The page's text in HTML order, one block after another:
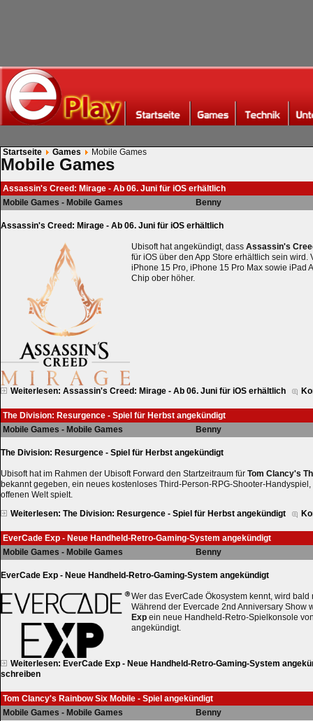
Startseite Games Mobile Games
Mobile Games
Assassin's Creed: Mirage - Ab 06. Juni für iOS erhältlich
Mobile Games - Mobile Games
Benny
Assassin's Creed: Mirage - Ab 06. Juni für iOS erhältlich
Ubisoft hat angekündigt, dass Assassin's
für iOS über den App Store erhältlich sein wird.
iPhone 15 Pro, iPhone 15 Pro Max sowie iPad
Chip ober höher.
Weiterlesen: Assassin's Creed: Mirage - Ab 06. Juni für iOS erhältlich
The Division: Resurgence - Spiel für Herbst angekündigt
Mobile Games - Mobile Games
Benny
The Division: Resurgence - Spiel für Herbst angekündigt
Ubisoft hat im Rahmen der Ubisoft Forward den Startzeitraum für Tom Clancy's
bekannt gegeben, ein neues kostenloses Third-Person-RPG-Shooter-
offenen Welt spielt.
Weiterlesen: The Division: Resurgence - Spiel für Herbst angekündigt
EverCade Exp - Neue Handheld-Retro-Gaming-System angekündigt
Mobile Games - Mobile Games
Benny
EverCade Exp - Neue Handheld-Retro-Gaming-System angekündigt
Wer das EverCade Ökosystem kennt, wird
Während der Evercade 2nd Anniversary Show
Exp ein neue Handheld-Retro-Spielkonsole
angekündigt.
Weiterlesen: EverCade Exp - Neue Handheld-Retro-Gaming-System
schreiben
Tom Clancy's Rainbow Six Mobile - Spiel angekündigt
Mobile Games - Mobile Games
Benny